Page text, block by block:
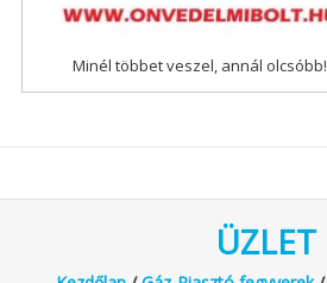
Minél többet veszel, annál olcsóbb!
ÜZLET